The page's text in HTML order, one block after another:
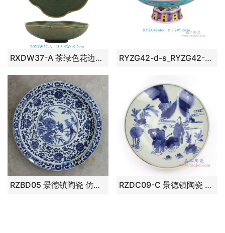
RXDW37-A 茶绿色花边碗盘 RYZG42-d-s_RYZG42-C-S粉彩凤凰牡丹绿色白菜纹高脚果盘
RZBD05 景德镇陶瓷 仿古青花手绘花鸟图案装饰挂盘瓷盘坐盘 RZDC09-C 景德镇陶瓷 仿古手绘青花人物风景图案瓷盘